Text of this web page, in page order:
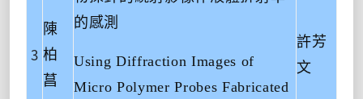
3
陳
柏
菖
的感測
Using Diffraction Images of
Micro Polymer Probes Fabricated
許芳
文